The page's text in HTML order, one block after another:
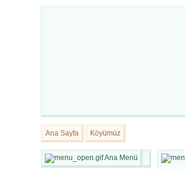
Ana Sayfa Köyümüz
Ana Menü